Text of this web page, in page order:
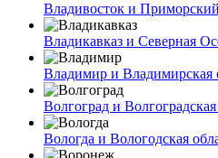
Владивосток и
Владикавказ и Северная
Владимир и Владимирская
Волгоград и Волгоградская
Вологда и Вологодская